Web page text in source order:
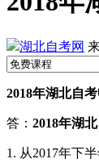
湖北自考网
2018年湖北自
答： 2018年湖
1. 从2017年下半